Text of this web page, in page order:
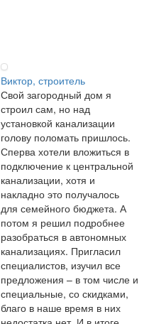
Виктор, строитель
Свой загородный дом я
строил сам, но над
установкой канализации
голову поломать пришлось.
Сперва хотели вложиться в
подключение к центральной
канализации, хотя и
накладно это получалось
для семейного бюджета. А
потом я решил подробнее
разобраться в автономных
канализациях. Пригласил
специалистов, изучил все
предложения – в том числе и
специальные, со скидками,
благо в наше время в них